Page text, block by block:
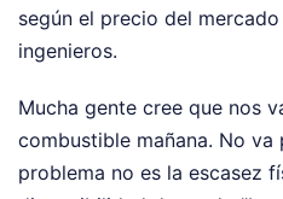
según el precio del
ingenieros.
Mucha gente cree que nos
combustible mañana. No va
problema no es la escasez